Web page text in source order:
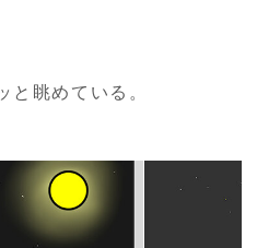
と眺めている。